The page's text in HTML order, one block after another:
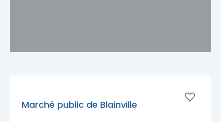
Marché public de Blainville